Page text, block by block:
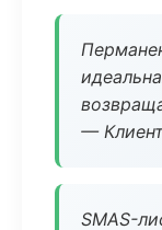
—
SMAS-